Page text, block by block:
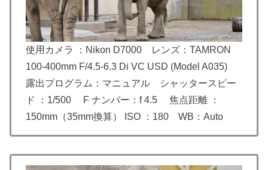
使用カメラ ：Nikon D7000 レンズ：TAMRON
100-400mm F/4.5-6.3 Di VC USD (Model A035)
露出プログラム：マニュアル シャッタースピー
ド ：1/500 F ナンバー：f 4.5 焦点距離 ：
150mm（35mm換算） ISO ：180 WB：Auto